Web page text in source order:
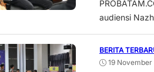
audiensi
BERITA
19